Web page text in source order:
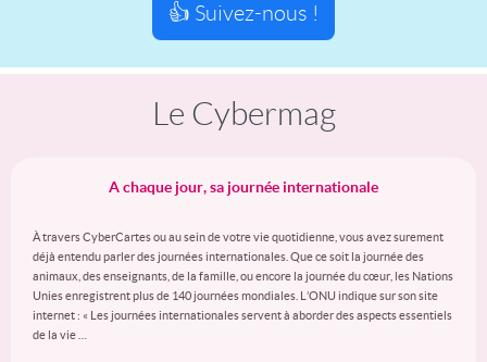
👍 Suivez-nous !
Le Cybermag
A chaque jour, sa journée internationale
À travers CyberCartes ou au sein de votre vie quotidienne, vous avez surement
déjà entendu parler des journées internationales. Que ce soit la journée des
animaux, des enseignants, de la famille, ou encore la journée du cœur, les Nations
Unies enregistrent plus de 140 journées mondiales. L’ONU indique sur son site
internet : « Les journées internationales servent à aborder des aspects essentiels
de la vie …